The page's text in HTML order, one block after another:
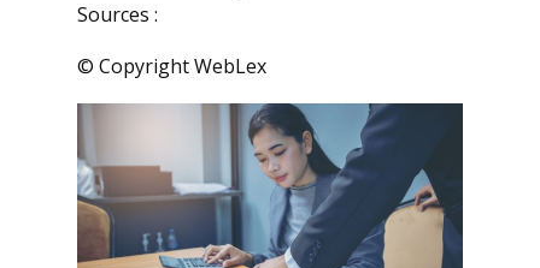
Sources :
© Copyright WebLex